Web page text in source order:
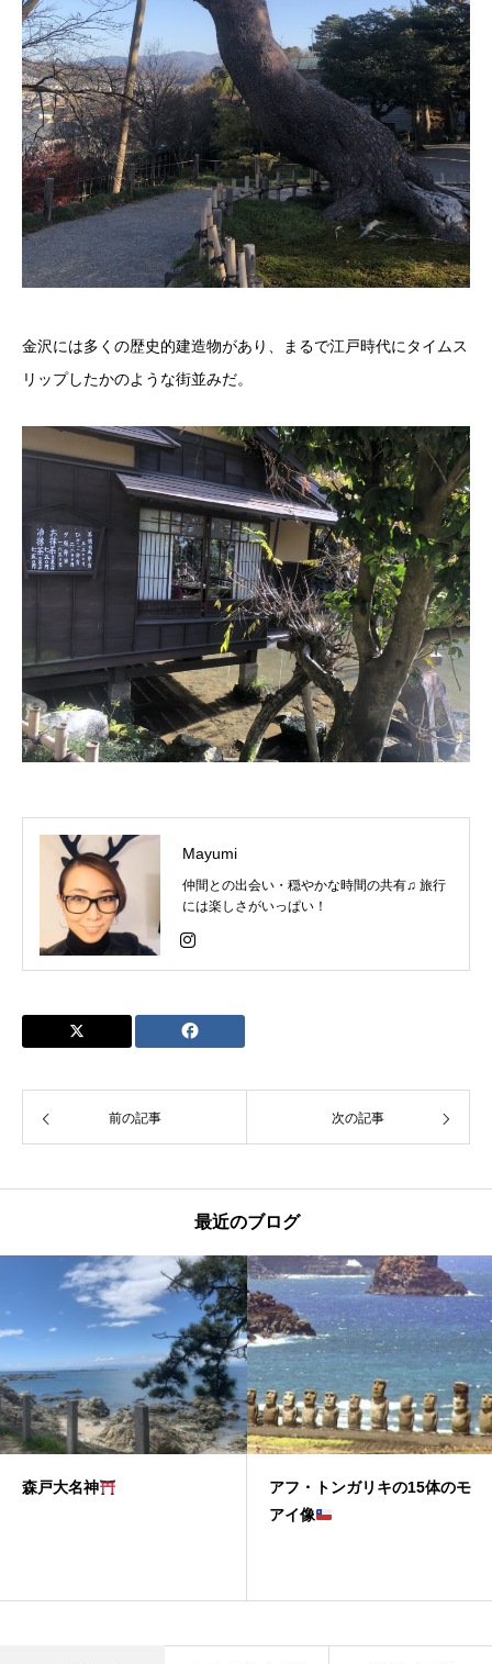
金沢には多くの歴史的建造物があり、まるで江戸時代にタイムス
リップしたかのような街並みだ。
Mayumi
仲間との出会い・穏やかな時間の共有♫ 旅行
には楽しさがいっぱい！
前の記事 次の記事
最近のブログ
森戸大名神
アフ・トンガリキの15体のモ
アイ像